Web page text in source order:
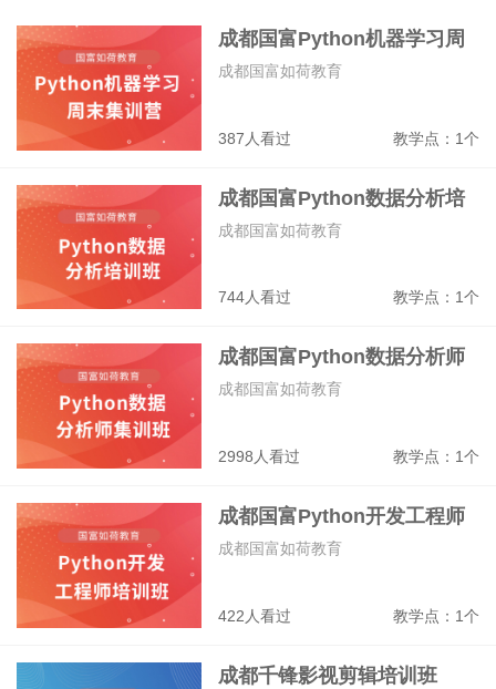
网络技术 网站开发 网页设计 室内设计
成都国富Python机器学习周
末集训营
387人看过 教学点：1个
成都国富如荷教育
成都国富Python数据分析培
训班
744人看过 教学点：1个
成都国富如荷教育
成都国富Python数据分析师
集训班
2998人看过 教学点：1个
成都国富如荷教育
成都国富Python开发工程师
培训班
422人看过 教学点：1个
成都国富如荷教育
成都千锋影视剪辑培训班